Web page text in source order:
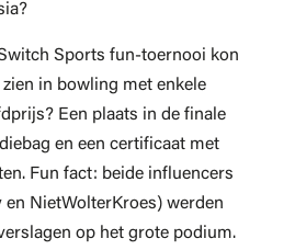
Sports fun-toernooi kon
in bowling met enkele
Een plaats in de finale
en een certificaat met
Fun fact: beide influencers
en NietWolterKroes) werden
op het grote podium.